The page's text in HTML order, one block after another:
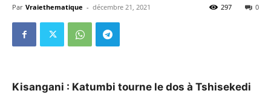
Par Vraiethematique - décembre 21, 2021 0
297
Kisangani : Katumbi tourne le dos à Tshisekedi